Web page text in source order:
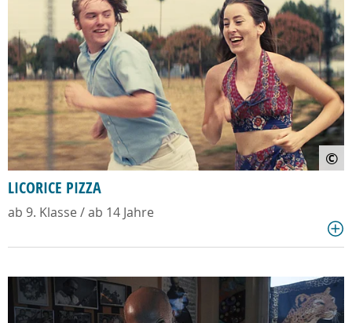
©
LICORICE PIZZA
ab 9. Klasse / ab 14 Jahre